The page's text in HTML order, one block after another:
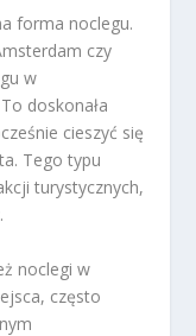
forma noclegu.
czy
w
doskonała
cieszyć się
Tego typu
turystycznych,
noclegi w
często